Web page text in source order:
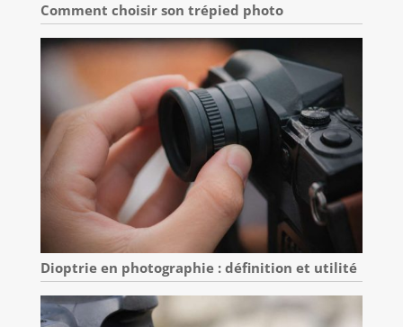
Comment choisir son trépied photo
Dioptrie en photographie : définition et utilité